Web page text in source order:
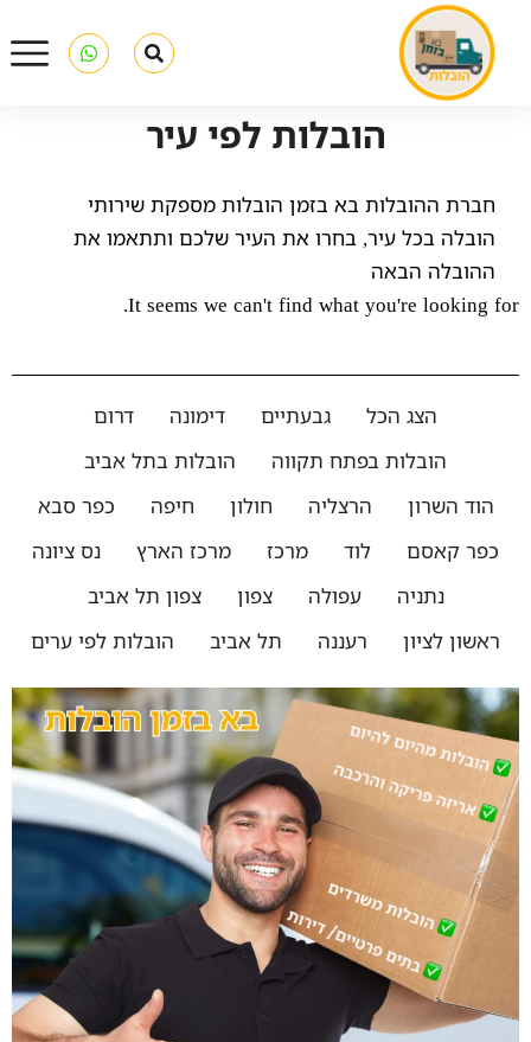
הובלות לפי עיר
חברת ההובלות בא בזמן הובלות מספקת שירותי
הובלה בכל עיר, בחרו את העיר שלכם ותתאמו את
ההובלה הבאה
It seems we can't find what you're looking for.
הצג הכל גבעתיים דימונה
דרום
הובלות בפתח תקווה
הובלות בתל אביב
הוד השרון
הרצליה חולון חיפה
כפר סבא
כפר קאסם
לוד מרכז מרכז הארץ
נס ציונה
נתניה
עפולה צפון
צפון תל אביב
ראשון לציון
רעננה תל אביב הובלות לפי ערים